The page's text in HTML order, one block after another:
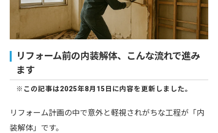
リフォーム前の内装解体、こんな流れで進み
ます
※この記事は2025年8月15日に内容を更新しました。
リフォーム計画の中で意外と軽視されがちな工程が「内
装解体」です。